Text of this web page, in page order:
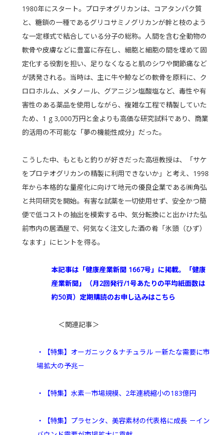
1980年にスタート。プロテオグリカンは、コアタンパク質
と、糖鎖の一種であるグリコサミノグリカンが幹と枝のよう
な一定様式で結合している分子の総称。人間を含む全動物の
軟骨や皮膚などに豊富に存在し、細胞と細胞の間を埋めて固
定化する役割を担い、足りなくなると肌のシワや関節痛など
が誘発される。当時は、主に牛や鯨などの軟骨を原料に、ク
ロロホルム、メタノール、グアニジン塩酸塩など、毒性や有
害性のある薬品を使用しながら、複雑な工程で精製していた
ため、 1 g 3,000万円と金よりも高価な研究試料であり、商業
的活用の不可能な「夢の機能性成分」だった。
こうした中、もともと釣りが好きだった高垣教授は、「サケ
をプロテオグリカンの精製に利用できないか」と考え、 1998
年から本格的な量産化に向けて地元の優良企業である㈱角弘
と共同研究を開始。有害な試薬を一切使用せず、安全かつ簡
便で低コストの抽出を模索する中、気分転換にと出かけた弘
前市内の居酒屋で、何気なく注文した酒の肴「氷頭（ひず）
なます」にヒントを得る。
本記事は「健康産業新聞 1667号」に掲載。「健康
産業新聞」（月2回発行/1号あたりの平均紙面数は
約50頁）定期購読のお申し込みはこちら
＜関連記事＞
・【特集】オーガニック＆ナチュラル ー新たな需要に市
場拡大の予兆－
・【特集】水素―市場規模、2年連続縮小の183億円
・【特集】プラセンタ、美容素材の代表格に成長 －イン